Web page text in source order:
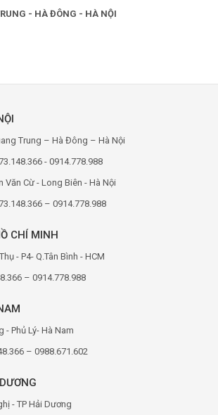
- HÀ ĐÔNG - HÀ NỘI
Trung – Hà Đông – Hà Nội
- 0914.778.988
Văn Cừ - Long Biên - Hà Nội
– 0914.778.988
CHÍ MINH
- P4- Q.Tân Bình - HCM
– 0914.778.988
Phủ Lý- Hà Nam
– 0988.671.602
- TP Hải Dương